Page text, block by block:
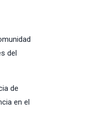
del
de
en el